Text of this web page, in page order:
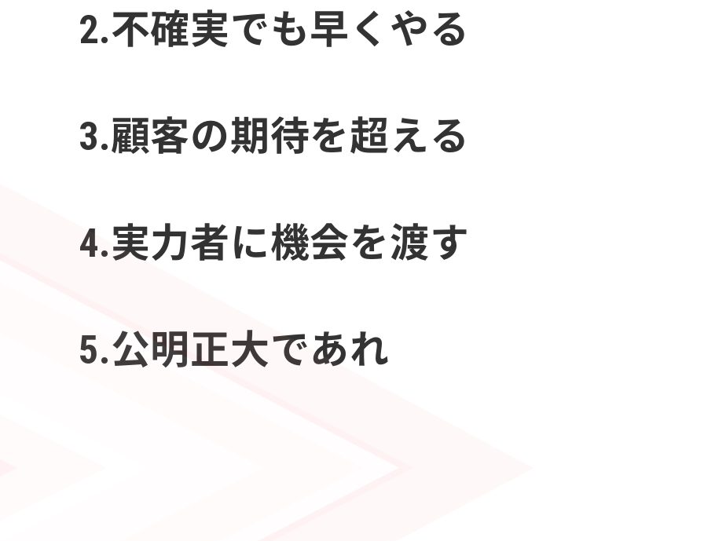
2.不確実でも早くやる
3.顧客の期待を超える
4.実力者に機会を渡す
5.公明正大であれ